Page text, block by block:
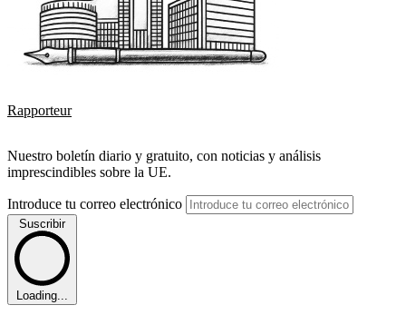
Rapporteur
Nuestro boletín diario y gratuito, con noticias y análisis
imprescindibles sobre la UE.
Introduce tu correo electrónico
Suscribir
Loading...